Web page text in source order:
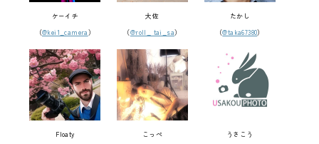
ケーイチ
（@kei1_camera）
大佐
（@roll_ tai_sa）
たかし
（@taka67380）
Floaty
こっぺ
うさこう